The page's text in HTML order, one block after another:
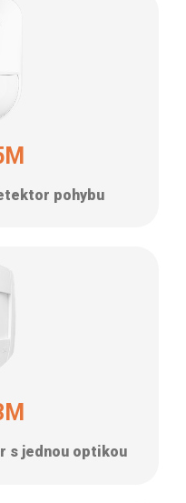
pohybu
s jednou optikou